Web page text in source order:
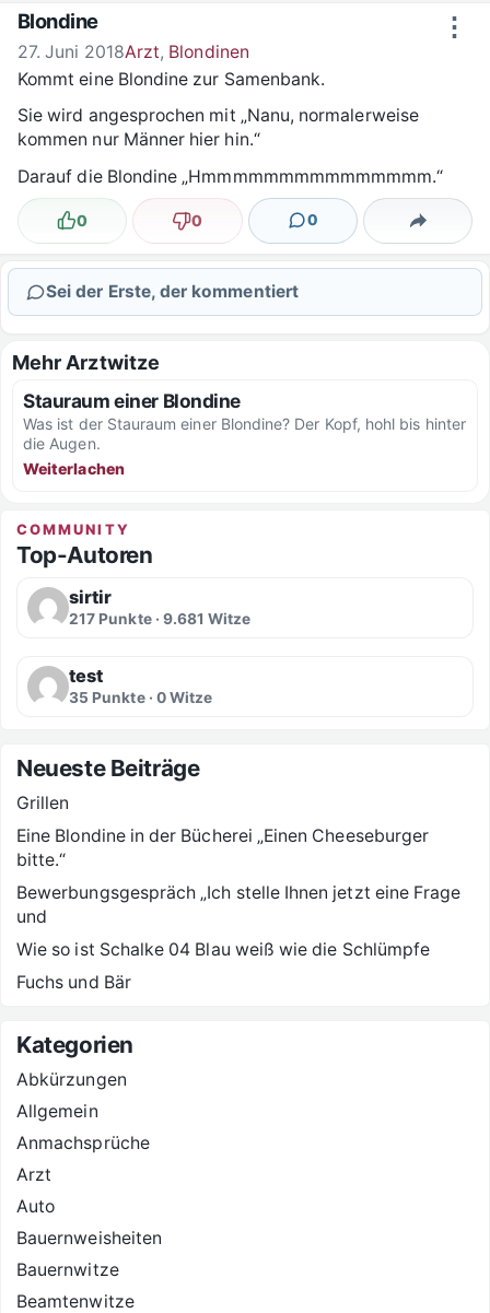
Zum Inhalt springen ⋮
Blondine
27. Juni 2018Arzt, Blondinen
Kommt eine Blondine zur Samenbank.
Sie wird angesprochen mit „Nanu, normalerweise
kommen nur Männer hier hin.“
Darauf die Blondine „Hmmmmmmmmmmmmmmm.“
Lustig
0 Nicht lustig
0 0
Kommentare Teilen
Sei der Erste, der kommentiert
Mehr Arztwitze
Stauraum einer Blondine
Was ist der Stauraum einer Blondine? Der Kopf, hohl bis hinter
die Augen.
Weiterlachen
COMMUNITY
Top-Autoren
sirtir
217 Punkte · 9.681 Witze
test
35 Punkte · 0 Witze
Neueste Beiträge
Grillen
Eine Blondine in der Bücherei „Einen Cheeseburger
bitte.“
Bewerbungsgespräch „Ich stelle Ihnen jetzt eine Frage
und
Wie so ist Schalke 04 Blau weiß wie die Schlümpfe
Fuchs und Bär
Kategorien
Abkürzungen
Allgemein
Anmachsprüche
Arzt
Auto
Bauernweisheiten
Bauernwitze
Beamtenwitze